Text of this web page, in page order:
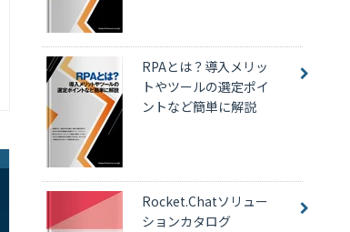
RPAとは？導入メリッ
トやツールの選定ポイ
ントなど簡単に解説
Rocket.Chatソリュー
ションカタログ